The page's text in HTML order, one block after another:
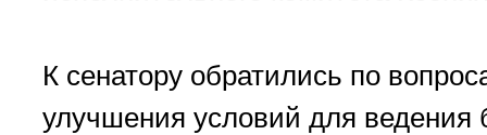
К сенатору обратились по
улучшения условий для ведения